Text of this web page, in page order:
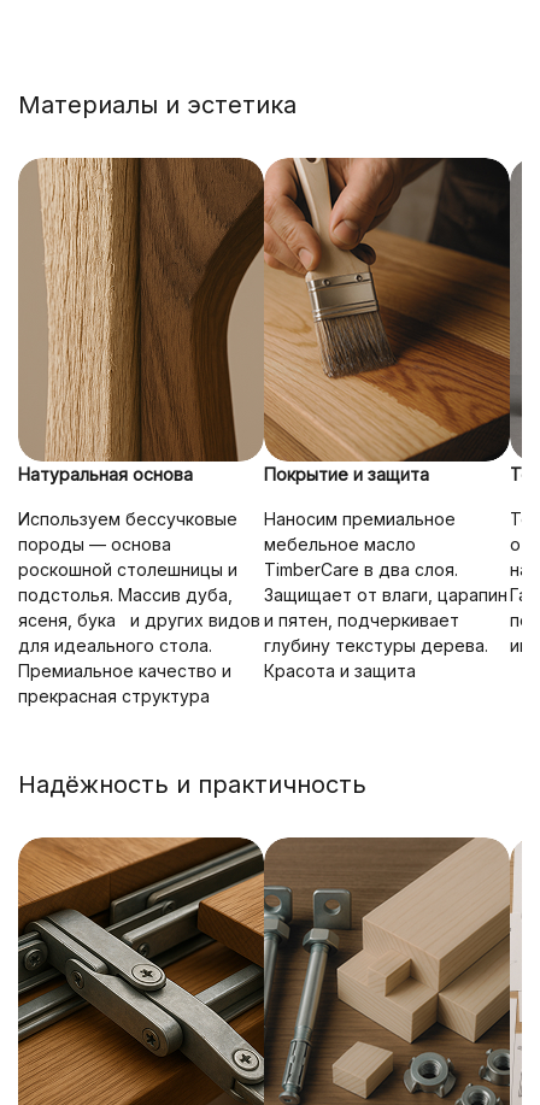
Материалы и эстетика
Натуральная основа
Используем бессучковые
породы — основа
роскошной столешницы и
подстолья. Массив дуба,
ясеня, бука и других видов
для идеального стола.
Премиальное качество и
прекрасная структура
Покрытие и защита
Наносим премиальное
мебельное масло
TimberCare в два слоя.
Защищает от влаги, царапин
и пятен, подчеркивает
глубину текстуры дерева.
Красота и защита
Надёжность и практичность